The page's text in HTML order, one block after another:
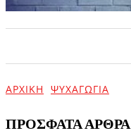
ΑΡΧΙΚΉ ΨΥΧΑΓΩΓΊΑ
ΠΡΟΣΦΑΤΑ ΑΡΘΡΑ